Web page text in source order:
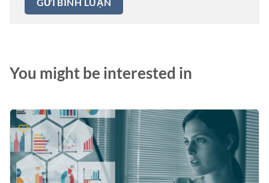
You might be interested in